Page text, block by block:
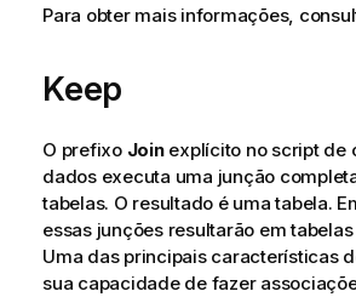
Para obter mais informações,
Keep
O prefixo Joinexplícito no script de
dados executa uma junção
tabelas. O resultado é uma tabela.
essas junções resultarão em
Uma das principais características
sua capacidade de fazer